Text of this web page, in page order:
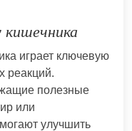
кишечника
играет ключевую
реакций.
полезные
или
улучшить